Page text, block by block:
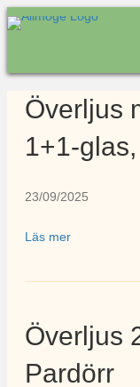
Överljus
1+1-
23/09/2025
Läs mer
Överljus
Pardörr